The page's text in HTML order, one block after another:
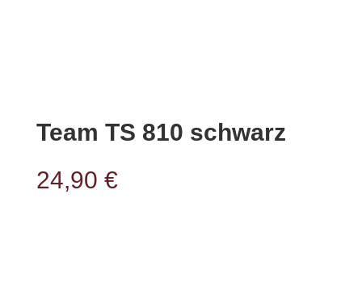
Team TS 810 schwarz
24,90 €